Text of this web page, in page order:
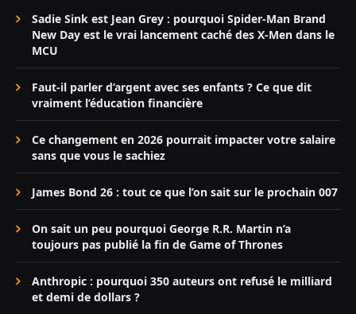
Sadie Sink est Jean Grey : pourquoi Spider-Man Brand
New Day est le vrai lancement caché des X-Men dans le
MCU
Faut-il parler d’argent avec ses enfants ? Ce que dit
vraiment l’éducation financière
Ce changement en 2026 pourrait impacter votre salaire
sans que vous le sachiez
James Bond 26 : tout ce que l’on sait sur le prochain 007
On sait un peu pourquoi George R.R. Martin n’a
toujours pas publié la fin de Game of Thrones
Anthropic : pourquoi 350 auteurs ont refusé le milliard
et demi de dollars ?